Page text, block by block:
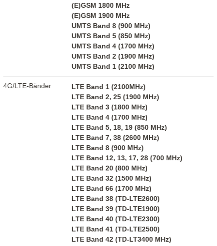
(E)GSM 1800 MHz
(E)GSM 1900 MHz
UMTS Band 8 (900 MHz)
UMTS Band 5 (850 MHz)
UMTS Band 4 (1700 MHz)
UMTS Band 2 (1900 MHz)
UMTS Band 1 (2100 MHz)
4G/LTE-Bänder
LTE Band 1 (2100MHz)
LTE Band 2, 25 (1900 MHz)
LTE Band 3 (1800 MHz)
LTE Band 4 (1700 MHz)
LTE Band 5, 18, 19 (850 MHz)
LTE Band 7, 38 (2600 MHz)
LTE Band 8 (900 MHz)
LTE Band 12, 13, 17, 28 (700 MHz)
LTE Band 20 (800 MHz)
LTE Band 32 (1500 MHz)
LTE Band 66 (1700 MHz)
LTE Band 38 (TD-LTE2600)
LTE Band 39 (TD-LTE1900)
LTE Band 40 (TD-LTE2300)
LTE Band 41 (TD-LTE2500)
LTE Band 42 (TD-LT3400 MHz)